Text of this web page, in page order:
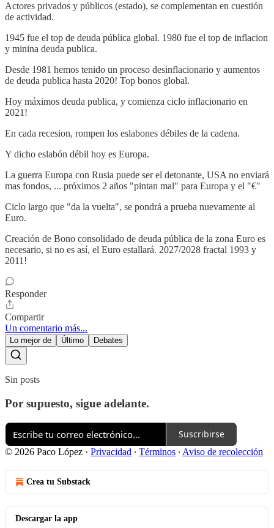
Actores privados y públicos (estado), se complementan en cuestión
de actividad.
1945 fue el top de deuda pública global. 1980 fue el top de inflacion
y minina deuda publica.
Desde 1981 hemos tenido un proceso desinflacionario y aumentos
de deuda publica hasta 2020! Top bonos global.
Hoy máximos deuda publica, y comienza ciclo inflacionario en
2021!
En cada recesion, rompen los eslabones débiles de la cadena.
Y dicho eslabón débil hoy es Europa.
La guerra Europa con Rusia puede ser el detonante, USA no enviará
mas fondos, ... próximos 2 años "pintan mal" para Europa y el "€"
Ciclo largo que "da la vuelta", se pondrá a prueba nuevamente al
Euro.
Creación de Bono consolidado de deuda pública de la zona Euro es
necesario, si no es así, el Euro estallará. 2027/2028 fractal 1993 y
2011!
Responder
Compartir
Un comentario más...
Lo mejor de Último Debates
Sin posts
Por supuesto, sigue adelante.
Suscribirse
© 2026 Paco López · Privacidad ∙ Términos ∙ Aviso de recolección
Crea tu Substack
Descargar la app